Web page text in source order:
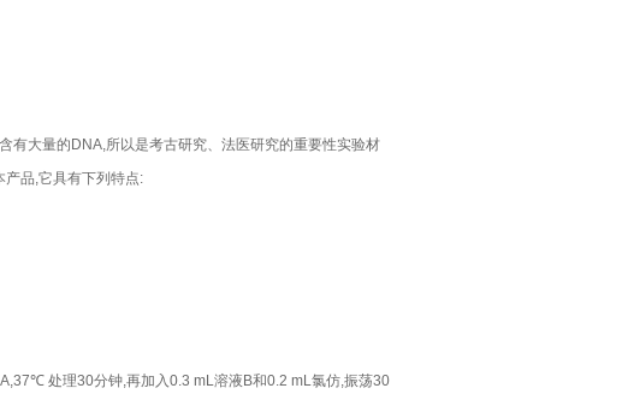
有大量的DNA,所以是考古研究、法医研究的重要性实验材
品,它具有下列特点:
处理30分钟,再加入0.3 mL溶液B和0.2 mL氯仿,振荡30